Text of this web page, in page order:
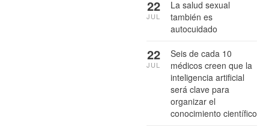
La salud sexual
también es
autocuidado
22
JUL
Seis de cada 10
médicos creen que la
inteligencia artificial
será clave para
organizar el
conocimiento científico
22
JUL